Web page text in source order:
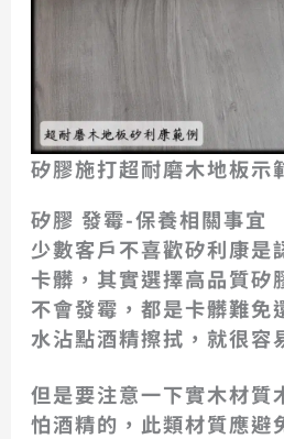
矽膠施打超耐磨木地板示
矽膠 發霉-保養相關事宜
少數客戶不喜歡矽利康是
卡髒，其實選擇高品質矽
不會發霉，都是卡髒難免
水沾點酒精擦拭，就很容
但是要注意一下實木材質
怕酒精的，此類材質應避